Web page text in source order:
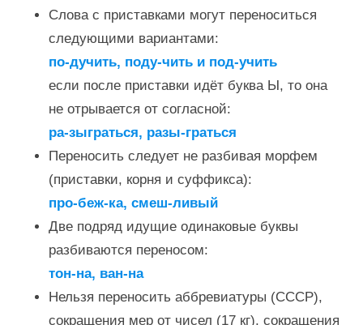
Слова с приставками могут переноситься
следующими вариантами:
по-дучить, поду-чить и под-учить
если после приставки идёт буква Ы, то она
не отрывается от согласной:
ра-зыграться, разы-граться
Переносить следует не разбивая морфем
(приставки, корня и суффикса):
про-беж-ка, смеш-ливый
Две подряд идущие одинаковые буквы
разбиваются переносом:
тон-на, ван-на
Нельзя переносить аббревиатуры (СССР),
сокращения мер от чисел (17 кг), сокращения